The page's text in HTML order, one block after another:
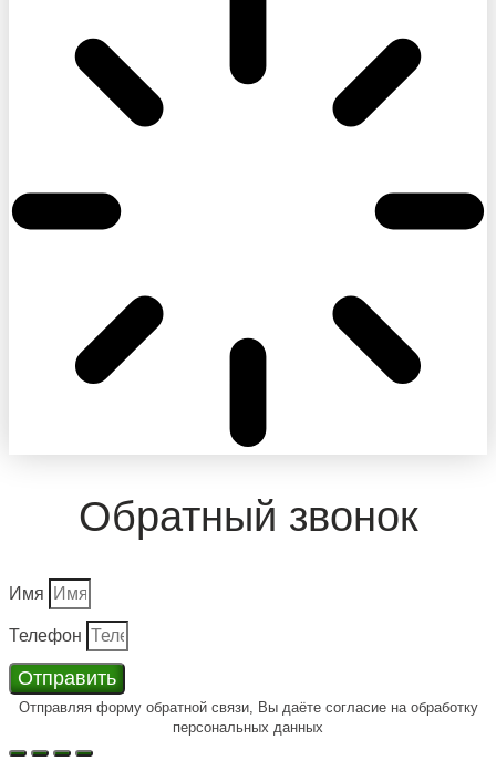
Обратный звонок
Имя
Телефон
Отправить
Отправляя форму обратной связи, Вы даёте согласие на обработку
персональных данных